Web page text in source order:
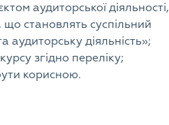
аудиторської діяльності,
що становлять суспільний
аудиторську діяльність»;
згідно переліку;
корисною.